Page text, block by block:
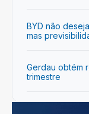
BYD não
mas
Gerdau obtém
trimestre